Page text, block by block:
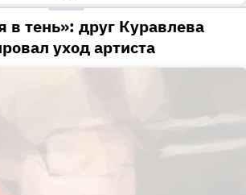
в тень»: друг Куравлева
уход артиста